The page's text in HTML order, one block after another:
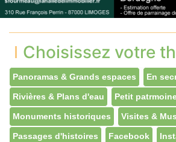
Choisissez votre
Panoramas & Grands espaces En
Rivières & Plans d'eau Petit
Monuments historiques Visites &
Passages d'histoires Facebook